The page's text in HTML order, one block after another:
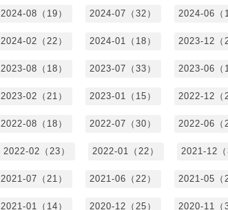
2024-08（19） 2024-07（32） 2024-06（
2024-02（22） 2024-01（18） 2023-12（
2023-08（18） 2023-07（33） 2023-06（
2023-02（21） 2023-01（15） 2022-12（
2022-08（18） 2022-07（30） 2022-06（
2022-02（23） 2022-01（22） 2021-12（
2021-07（21） 2021-06（22） 2021-05（
2021-01（14） 2020-12（25） 2020-11（